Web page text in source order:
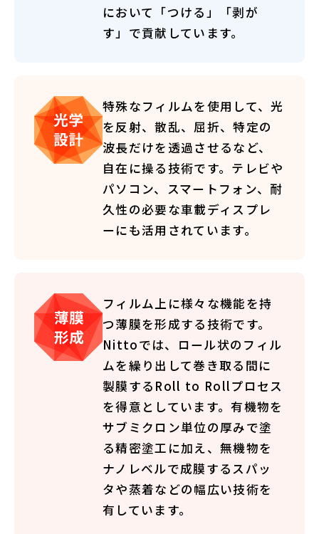
において「つける」「剥が
す」で貢献しています。
特殊なフィルムを使用して、光
を反射、散乱、屈折、特定の
波長だけを透過させるなど、
自在に操る技術です。テレビや
パソコン、スマートフォン、耐
久性の必要な車載ディスプレ
ーにも活用されています。
フィルム上に様々な機能を持
つ薄膜を形成する技術です。
Nittoでは、ロール状のフィル
ムを繰り出して巻き取る間に
製膜するRoll to Rollプロセス
を得意としています。有機物を
サブミクロン単位の厚みで塗
る精密塗工に加え、無機物を
ナノレベルで成膜するスパッ
タや蒸着などの幅広い技術を
有しています。